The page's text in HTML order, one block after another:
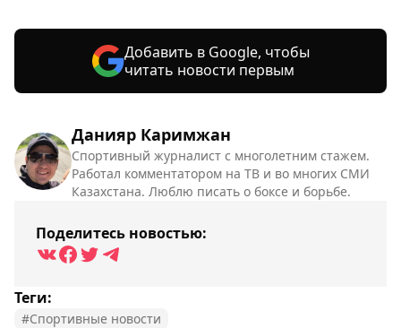
Данияр Каримжан
Спортивный журналист с многолетним стажем.
Работал комментатором на ТВ и во многих СМИ
Казахстана. Люблю писать о боксе и борьбе.
Поделитесь новостью:
Теги:
#Спортивные новости
Добавить в Google, чтобы
читать новости первым